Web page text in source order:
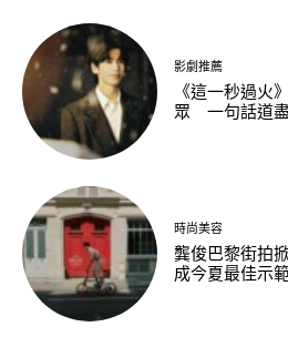
影劇推薦
《這一秒過火
眾 一句話道
時尚美容
龔俊巴黎街拍
成今夏最佳示